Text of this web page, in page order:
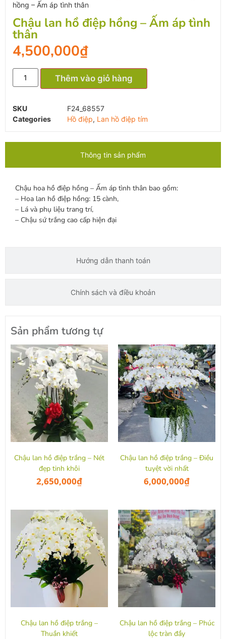
hồng – Ấm áp tình thân
Chậu lan hồ điệp hồng – Ấm áp tình
thân
4,500,000₫
Thêm vào giỏ hàng
SKU
F24_68557
Categories
Hồ điệp, Lan hồ điệp tím
Thông tin sản phẩm
Hướng dẫn thanh toán
Chính sách và điều khoản
Chậu hoa hồ điệp hồng – Ấm áp tình thân bao gồm:
– Hoa lan hồ điệp hồng: 15 cành,
– Lá và phụ liệu trang trí,
– Chậu sứ trắng cao cấp hiện đại
Sản phẩm tương tự
Chậu lan hồ điệp trắng – Nét
đẹp tinh khôi
2,650,000₫
Chậu lan hồ điệp trắng – Điều
tuyệt vời nhất
6,000,000₫
Chậu lan hồ điệp trắng –
Thuần khiết
Chậu lan hồ điệp trắng – Phúc
lộc tràn đầy